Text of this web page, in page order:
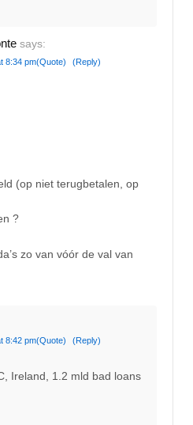
says:
8:34 pm(Quote) (Reply)
(op niet terugbetalen, op
?
zo van vóór de val van
8:42 pm(Quote) (Reply)
Ireland, 1.2 mld bad loans